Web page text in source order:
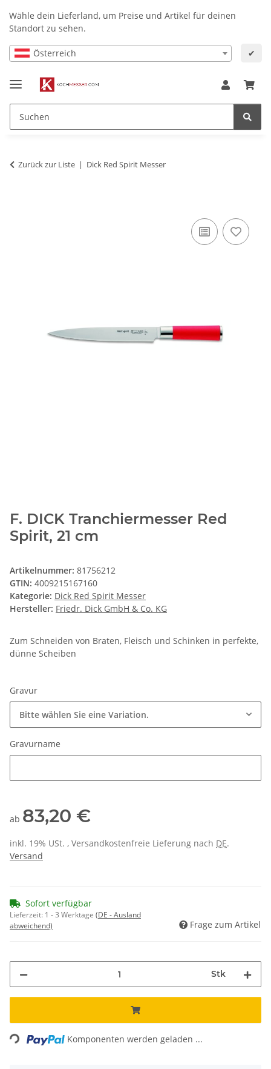
Wähle dein Lieferland, um Preise und Artikel für deinen
Standort zu sehen.
Österreich ✔
Zurück zur Liste Dick Red Spirit Messer
F. DICK Tranchiermesser Red
Spirit, 21 cm
Artikelnummer: 81756212
GTIN: 4009215167160
Kategorie: Dick Red Spirit Messer
Hersteller: Friedr. Dick GmbH & Co. KG
Zum Schneiden von Braten, Fleisch und Schinken in perfekte,
dünne Scheiben
Gravur
Bitte wählen Sie eine Variation.
Gravurname
ab 83,20 €
inkl. 19% USt. , Versandkostenfreie Lieferung nach DE.
Versand
Sofort verfügbar
Lieferzeit: 1 - 3 Werktage (DE - Ausland
abweichend)
Frage zum Artikel
Stk
Loading... Komponenten werden geladen ...